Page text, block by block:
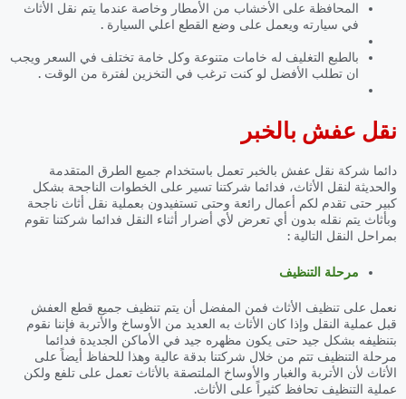
المحافظة على الأخشاب من الأمطار وخاصة عندما يتم نقل الأثاث
في سيارته ويعمل على وضع القطع اعلي السيارة .
بالطبع التغليف له خامات متنوعة وكل خامة تختلف في السعر ويجب
ان تطلب الأفضل لو كنت ترغب في التخزين لفترة من الوقت .
نقل عفش بالخبر
دائما شركة نقل عفش بالخبر تعمل باستخدام جميع الطرق المتقدمة
والحديثة لنقل الأثاث، فدائما شركتنا تسير على الخطوات الناجحة بشكل
كبير حتى تقدم لكم أعمال رائعة وحتى تستفيدون بعملية نقل أثاث ناجحة
وبأثاث يتم نقله بدون أي تعرض لأي أضرار أثناء النقل فدائما شركتنا تقوم
بمراحل النقل التالية :
مرحلة التنظيف
نعمل على تنظيف الأثاث فمن المفضل أن يتم تنظيف جميع قطع العفش
قبل عملية النقل وإذا كان الأثاث به العديد من الأوساخ والأتربة فإننا نقوم
بتنظيفه بشكل جيد حتى يكون مظهره جيد في الأماكن الجديدة فدائما
مرحلة التنظيف تتم من خلال شركتنا بدقة عالية وهذا للحفاظ أيضاً على
الأثاث لأن الأتربة والغبار والأوساخ الملتصقة بالأثاث تعمل على تلفع ولكن
عملية التنظيف تحافظ كثيراً على الأثاث.